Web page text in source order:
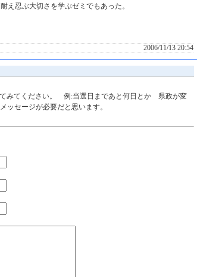
え忍ぶ大切さを学ぶゼミでもあった。
2006/11/13 20:54
みてください。 例:当選日まであと何日とか 県政が変
セージが必要だと思います。